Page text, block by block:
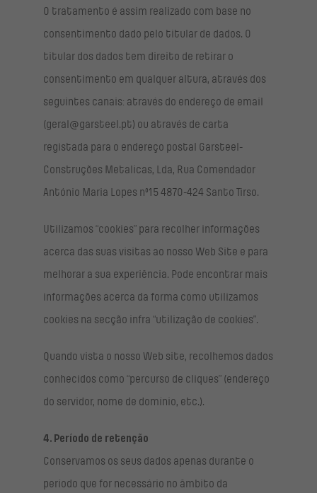
O tratamento é assim realizado com base no
consentimento dado pelo titular de dados. O
titular dos dados tem direito de retirar o
consentimento em qualquer altura, através dos
seguintes canais: através do endereço de email
(geral@garsteel.pt) ou através de carta
registada para o endereço postal Garsteel-
Construções Metalicas, Lda, Rua Comendador
António Maria Lopes nº15 4870-424 Santo Tirso.
Utilizamos “cookies” para recolher informações
acerca das suas visitas ao nosso Web Site e para
melhorar a sua experiência. Pode encontrar mais
informações acerca da forma como utilizamos
cookies na secção infra “utilização de cookies”.
Quando vista o nosso Web site, recolhemos dados
conhecidos como “percurso de cliques” (endereço
do servidor, nome de domínio, etc.).
4. Período de retenção
Conservamos os seus dados apenas durante o
período que for necessário no âmbito da